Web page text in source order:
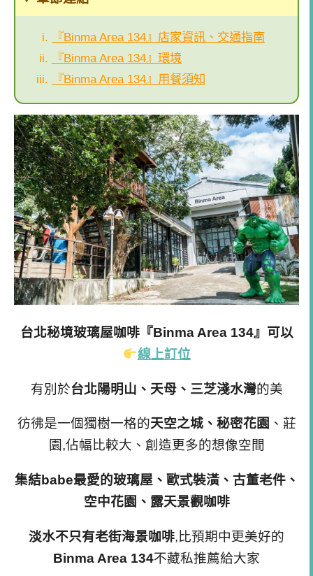
『Binma Area 134』店家資訊、交通指南
『Binma Area 134』環境
『Binma Area 134』用餐須知
台北秘境玻璃屋咖啡『Binma Area 134』可以
線上訂位
有別於台北陽明山、天母、三芝淺水灣的美
彷彿是一個獨樹一格的天空之城、秘密花園 、莊
園,佔幅比較大、創造更多的想像空間
集結babe最愛的玻璃屋、歐式裝潢、古董老件、
空中花園、露天景觀咖啡
淡水不只有老街海景咖啡,比預期中更美好的
Binma Area 134不藏私推薦給大家